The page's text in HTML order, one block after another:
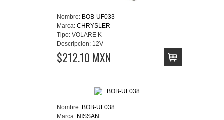
Nombre: BOB-UF033
Marca: CHRYSLER
Tipo: VOLARE K
Descripcion: 12V
$212.10 MXN
Nombre: BOB-UF038
Marca: NISSAN